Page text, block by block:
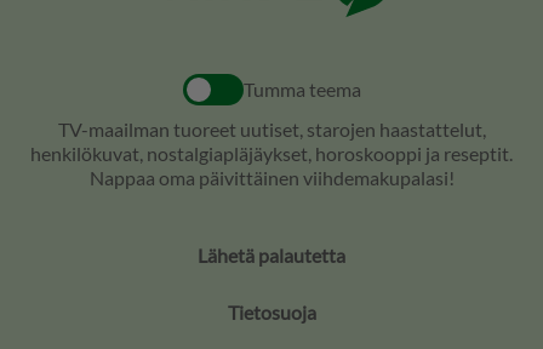
Tumma teema
TV-maailman tuoreet uutiset, starojen haastattelut,
henkilökuvat, nostalgiapläjäykset, horoskooppi ja reseptit.
Nappaa oma päivittäinen viihdemakupalasi!
Lähetä palautetta
Tietosuoja